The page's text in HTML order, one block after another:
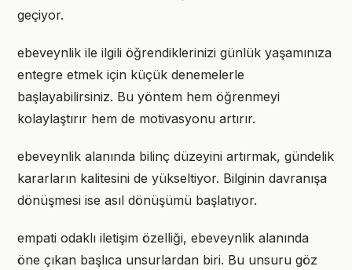
geçiyor.
ebeveynlik ile ilgili öğrendiklerinizi günlük yaşamınıza
entegre etmek için küçük denemelerle
başlayabilirsiniz. Bu yöntem hem öğrenmeyi
kolaylaştırır hem de motivasyonu artırır.
ebeveynlik alanında bilinç düzeyini artırmak, gündelik
kararların kalitesini de yükseltiyor. Bilginin davranışa
dönüşmesi ise asıl dönüşümü başlatıyor.
empati odaklı iletişim özelliği, ebeveynlik alanında
öne çıkan başlıca unsurlardan biri. Bu unsuru göz